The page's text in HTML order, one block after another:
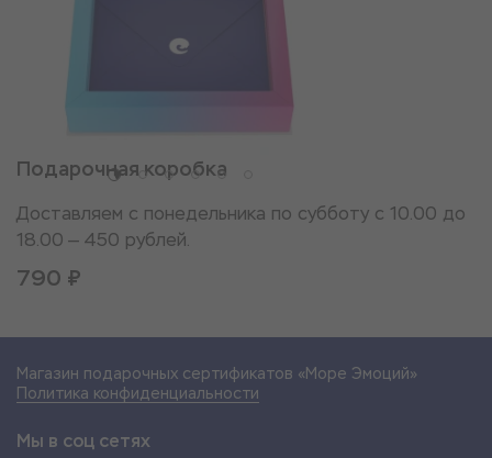
Подарочная коробка
Доставляем с понедельника по субботу с 10.00 до
18.00 — 450 рублей.
790 ₽
Магазин подарочных сертификатов «Море Эмоций»
Политика конфиденциальности
Мы в соц сетях